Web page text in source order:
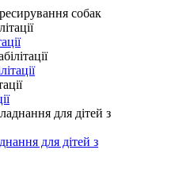
собак
для дітей з